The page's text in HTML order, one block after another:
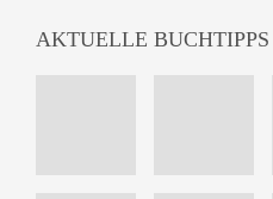
AKTUELLE BUCHTIPPS